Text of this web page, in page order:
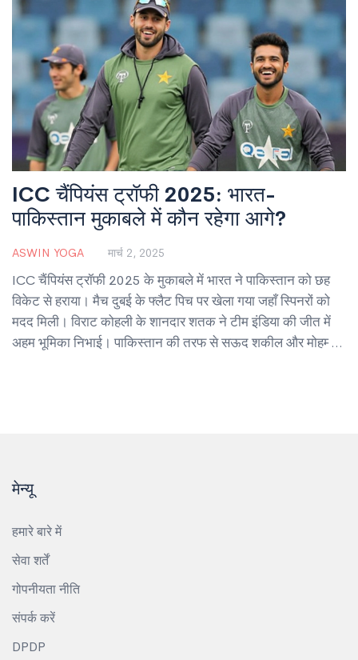
ICC चैंपियंस ट्रॉफी 2025: भारत-
पाकिस्तान मुकाबले में कौन रहेगा आगे?
ASWIN YOGA मार्च 2, 2025
ICC चैंपियंस ट्रॉफी 2025 के मुकाबले में भारत ने पाकिस्तान को छह
विकेट से हराया। मैच दुबई के फ्लैट पिच पर खेला गया जहाँ स्पिनरों को
मदद मिली। विराट कोहली के शानदार शतक ने टीम इंडिया की जीत में
अहम भूमिका निभाई। पाकिस्तान की तरफ से सऊद शकील और मोहम्मद
मेन्यू
हमारे बारे में
सेवा शर्तें
गोपनीयता नीति
संपर्क करें
DPDP